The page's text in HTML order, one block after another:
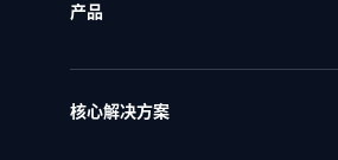
产品
核心解决方案